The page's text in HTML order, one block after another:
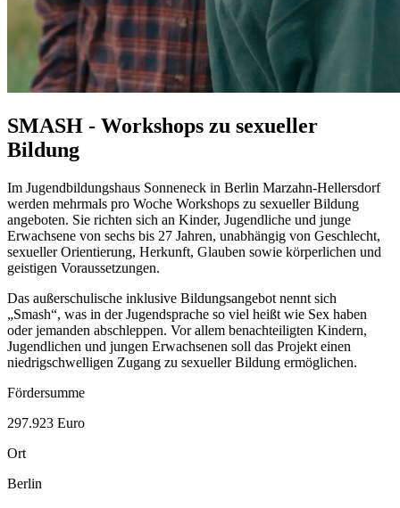
SMASH - Workshops zu sexueller
Bildung
Im Jugendbildungshaus Sonneneck in Berlin Marzahn-Hellersdorf
werden mehrmals pro Woche Workshops zu sexueller Bildung
angeboten. Sie richten sich an Kinder, Jugendliche und junge
Erwachsene von sechs bis 27 Jahren, unabhängig von Geschlecht,
sexueller Orientierung, Herkunft, Glauben sowie körperlichen und
geistigen Voraussetzungen.
Das außerschulische inklusive Bildungsangebot nennt sich
„Smash“, was in der Jugendsprache so viel heißt wie Sex haben
oder jemanden abschleppen. Vor allem benachteiligten Kindern,
Jugendlichen und jungen Erwachsenen soll das Projekt einen
niedrigschwelligen Zugang zu sexueller Bildung ermöglichen.
Fördersumme
297.923 Euro
Ort
Berlin